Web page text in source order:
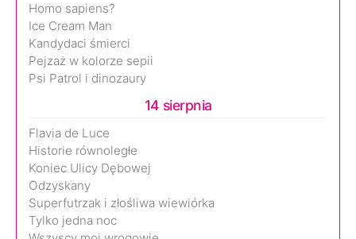
Homo sapiens?
Ice Cream Man
Kandydaci śmierci
Pejzaż w kolorze sepii
Psi Patrol i dinozaury
14 sierpnia
Flavia de Luce
Historie równoległe
Koniec Ulicy Dębowej
Odzyskany
Superfutrzak i złośliwa wiewiórka
Tylko jedna noc